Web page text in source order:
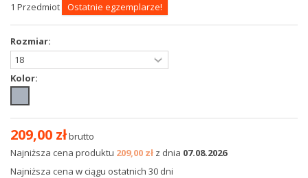
1 Przedmiot Ostatnie egzemplarze!
Rozmiar:
Kolor:
209,00 złbrutto
Najniższa cena produktu 209,00 zł z dnia 07.08.2026
Najniższa cena w ciągu ostatnich 30 dni